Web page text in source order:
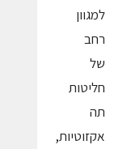
למגוון
רחב
של
חליטות
תה
אקזוטיות,